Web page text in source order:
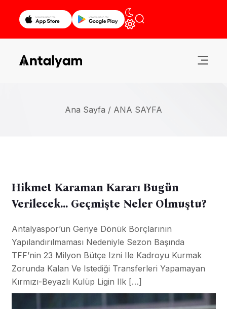
Ana Sayfa / ANA SAYFA
Hikmet Karaman Kararı Bugün
Verilecek… Geçmişte Neler Olmuştu?
Antalyaspor’un Geriye Dönük Borçlarının
Yapılandırılmaması Nedeniyle Sezon Başında
TFF’nin 23 Milyon Bütçe Izni Ile Kadroyu Kurmak
Zorunda Kalan Ve Istediği Transferleri Yapamayan
Kırmızı-Beyazlı Kulüp Ligin Ilk […]